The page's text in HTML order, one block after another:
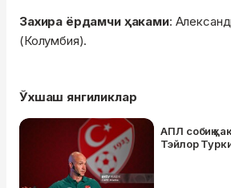
Захира ёрдамчи ҳаками:
(Колумбия).
Ўхшаш янгиликлар
АПЛ собиқ